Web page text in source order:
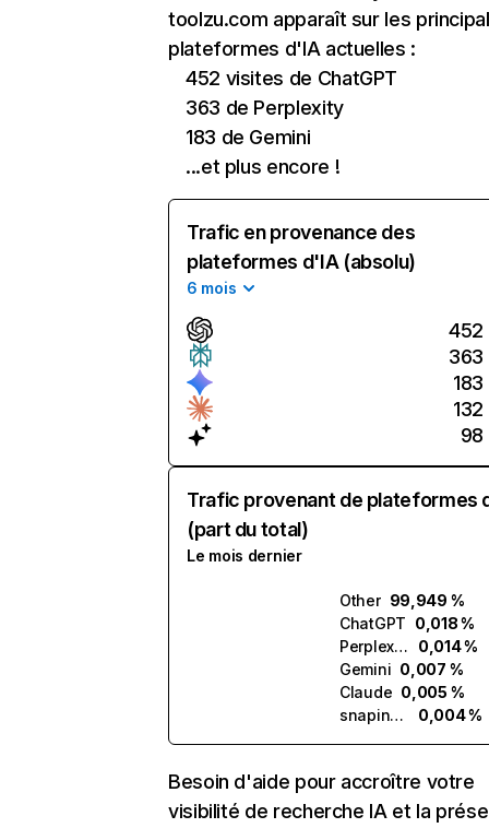
toolzu.com apparaît sur les
plateformes d'IA actuelles :
452 visites de ChatGPT
363 de Perplexity
183 de Gemini
...et plus encore !
Trafic en provenance des
plateformes d'IA (absolu)
6 mois
452
363
183
132
98
Trafic provenant de plateformes
(part du total)
Le mois dernier
Other 99,949 %
ChatGPT 0,018 %
Perplexity
0,014 %
Gemini 0,007 %
Claude 0,005 %
snapins.ai
0,004 %
Besoin d'aide pour accroître votre
visibilité de recherche IA et la